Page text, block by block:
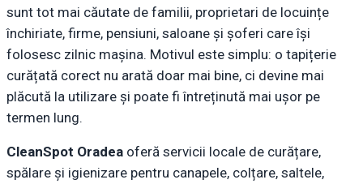
sunt tot mai căutate de familii, proprietari de locuințe
închiriate, firme, pensiuni, saloane și șoferi care își
folosesc zilnic mașina. Motivul este simplu: o tapițerie
curățată corect nu arată doar mai bine, ci devine mai
plăcută la utilizare și poate fi întreținută mai ușor pe
termen lung.
CleanSpot Oradea oferă servicii locale de curățare,
spălare și igienizare pentru canapele, colțare, saltele,